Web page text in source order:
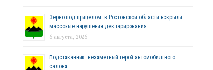
Зерно под прицелом: в Ростовской области вскрыли
массовые нарушения декларирования
6 августа, 2026
Подстаканник: незаметный герой автомобильного
салона